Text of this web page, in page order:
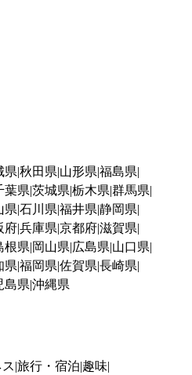
県 秋田県 山形県 福島県
葉県 茨城県 栃木県 群馬県
県 石川県 福井県 静岡県
府兵庫県 京都府滋賀県
根県 岡山県 広島県 山口県
県 福岡県 佐賀県 長崎県
島県 沖縄県
旅行・宿泊 趣味